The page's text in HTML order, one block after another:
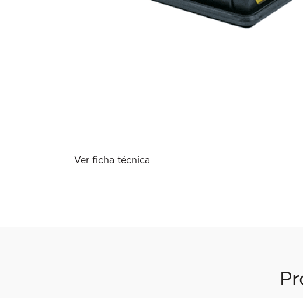
Ver ficha técnica